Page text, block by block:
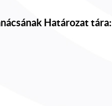
Határozat tára: